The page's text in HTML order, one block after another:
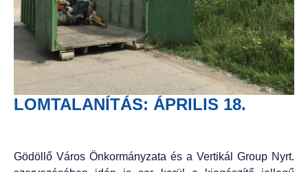
LOMTALANÍTÁS: ÁPRILIS 18.
Gödöllő Város Önkormányzata és a Vertikál Group Nyrt.